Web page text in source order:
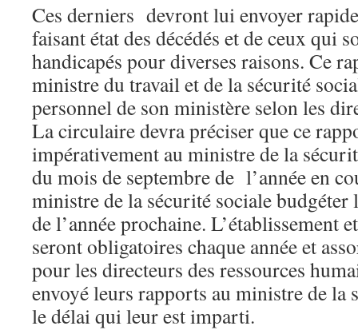
Ces derniers devront lui envoyer
faisant état des décédés et de ceux qui
handicapés pour diverses raisons. Ce
ministre du travail et de la sécurité
personnel de son ministère selon les
La circulaire devra préciser que ce
impérativement au ministre de la
du mois de septembre de l’année en
ministre de la sécurité sociale
de l’année prochaine. L’établissement
seront obligatoires chaque année et
pour les directeurs des ressources
envoyé leurs rapports au ministre de la
le délai qui leur est imparti.